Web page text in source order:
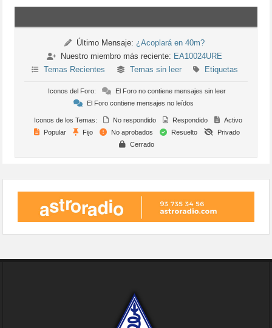
Último Mensaje: ¿Acoplará en 40m?
Nuestro miembro más reciente: EA10024URE
Temas Recientes
Temas sin leer Etiquetas
Iconos del Foro:
El Foro no contiene mensajes sin leer
El Foro contiene mensajes no leídos
Iconos de los Temas: No respondido Respondido
Activo
Popular
Fijo No aprobados Resuelto
Privado
Cerrado